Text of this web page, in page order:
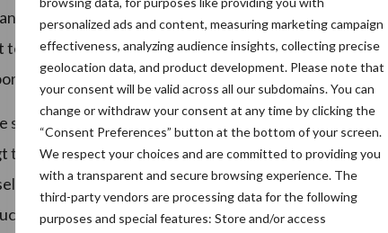
personalized ads and content, measuring marketing campaign
effectiveness, analyzing audience insights, collecting precise
geolocation data, and product development. Please note that
your consent will be valid across all our subdomains. You can
change or withdraw your consent at any time by clicking the
“Consent Preferences” button at the bottom of your screen.
We respect your choices and are committed to providing you
with a transparent and secure browsing experience. The
third-party vendors are processing data for the following
purposes and special features: Store and/or access
extra ruimte voor defensieactiviteiten in een
dat de keuzes vaak ten nadele van
van natuur en woningbouw.
is het opmerkelijk te noemen dat één van de
te worden opgeofferd aan defensieactiviteiten.
Die komt onder druk wanneer vruchtbare